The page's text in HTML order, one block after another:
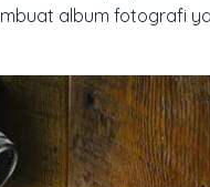
album fotografi